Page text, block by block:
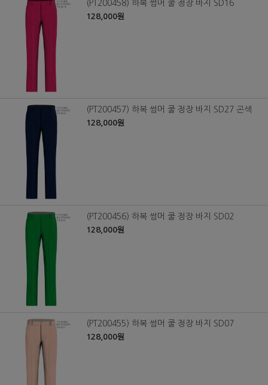
(PT200458) 하복 썸머 쿨 정장 바지 SD16
128,000원
(PT200457) 하복 썸머 쿨 정장 바지 SD27 곤색
128,000원
(PT200456) 하복 썸머 쿨 정장 바지 SD02
128,000원
(PT200455) 하복 썸머 쿨 정장 바지 SD07
128,000원